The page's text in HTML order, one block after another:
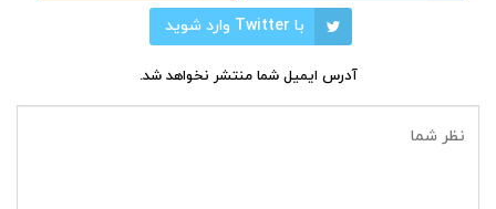
با Twitter وارد شوید
آدرس ایمیل شما منتشر نخواهد شد.